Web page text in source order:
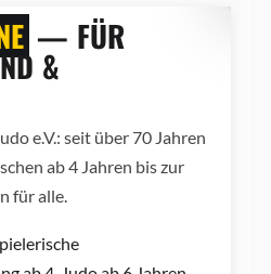
— FÜR
&
e.V.: seit über 70 Jahren
ab 4 Jahren bis zur
für alle.